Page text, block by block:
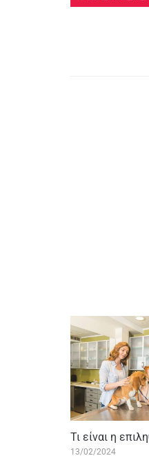
Τι είναι η
13/02/2024